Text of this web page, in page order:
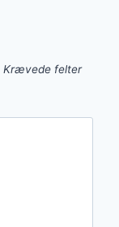
Krævede felter